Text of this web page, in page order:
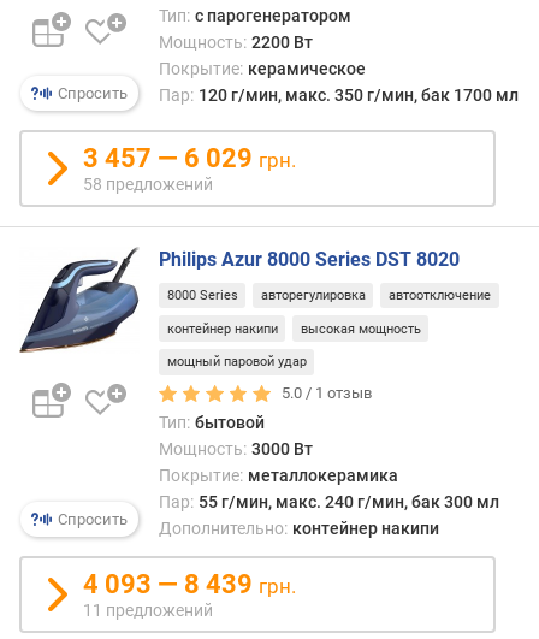
и
п
р
а
г
н
)
м
щ
н
ь
п
р
Спросить
Тип: с парогенератором
Мощность: 2200 Вт
Покрытие: керамическое
Пар: 120 г/мин, макс. 350 г/мин, бак 1700 мл
3 457 — 6 029 грн.
58 предложений
Спросить
Philips Azur 8000 Series DST 8020
8000 Series авторегулировка автоотключение
контейнер накипи высокая мощность
мощный паровой удар
5.0 / 1 отзыв
Тип: бытовой
Мощность: 3000 Вт
Покрытие: металлокерамика
Пар: 55 г/мин, макс. 240 г/мин, бак 300 мл
Дополнительно: контейнер накипи
4 093 — 8 439 грн.
11 предложений